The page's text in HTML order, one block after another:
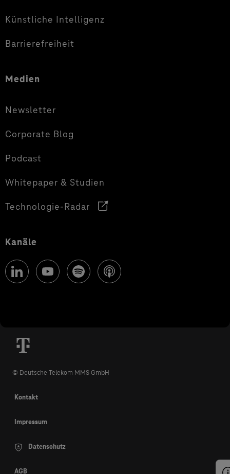
Künstliche Intelligenz
Barrierefreiheit
Medien
Newsletter
Corporate Blog
Podcast
Whitepaper & Studien
Technologie-Radar
Kanäle
© Deutsche Telekom MMS GmbH
Kontakt
Impressum
Datenschutz
AGB